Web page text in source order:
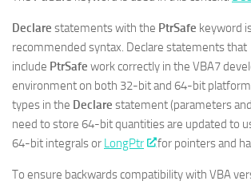
Declare statements with the PtrSafe keyword
recommended syntax. Declare statements that
include PtrSafe work correctly in the VBA7
environment on both 32-bit and 64-bit
types in the Declare statement (parameters
need to store 64-bit quantities are updated to
64-bit integrals or LongPtr for pointers and
To ensure backwards compatibility with VBA